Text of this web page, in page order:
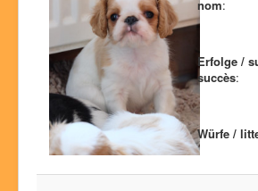
nom:
Erfolge /
succès:
Würfe /